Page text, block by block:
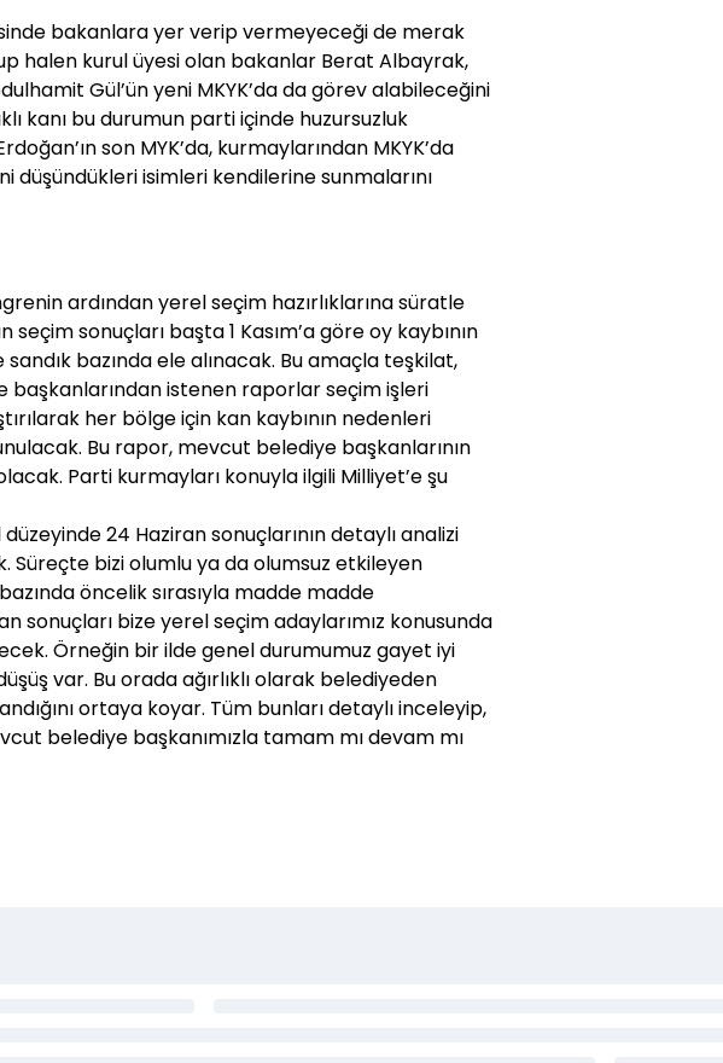
bakanlara yer verip vermeyeceği de merak
halen kurul üyesi olan bakanlar Berat Albayrak,
Gül’ün yeni MKYK’da da görev alabileceğini
kanı bu durumun parti içinde huzursuzluk
son MYK’da, kurmaylarından MKYK’da
düşündükleri isimleri kendilerine sunmalarını
ardından yerel seçim hazırlıklarına süratle
sonuçları başta 1 Kasım’a göre oy kaybının
bazında ele alınacak. Bu amaçla teşkilat,
başkanlarından istenen raporlar seçim işleri
her bölge için kan kaybının nedenleri
Bu rapor, mevcut belediye başkanlarının
Parti kurmayları konuyla ilgili Milliyet’e şu
24 Haziran sonuçlarının detaylı analizi
Süreçte bizi olumlu ya da olumsuz etkileyen
öncelik sırasıyla madde madde
sonuçları bize yerel seçim adaylarımız konusunda
Örneğin bir ilde genel durumumuz gayet iyi
var. Bu orada ağırlıklı olarak belediyeden
ortaya koyar. Tüm bunları detaylı inceleyip,
belediye başkanımızla tamam mı devam mı